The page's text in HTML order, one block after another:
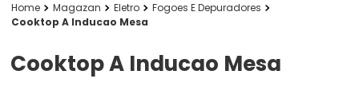
Magazan Eletro
Fogoes E Depuradores
Cooktop A Inducao Mesa
Cooktop A Inducao Mesa